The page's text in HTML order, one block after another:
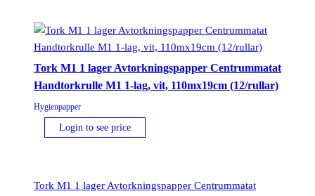
Tork M1 1 lager Avtorkningspapper Centrummatat
Handtorkrulle M1 1-lag, vit, 110mx19cm (12/rullar)
Hygienpapper
Login to see price
Tork M1 1 lager Avtorkningspapper Centrummatat